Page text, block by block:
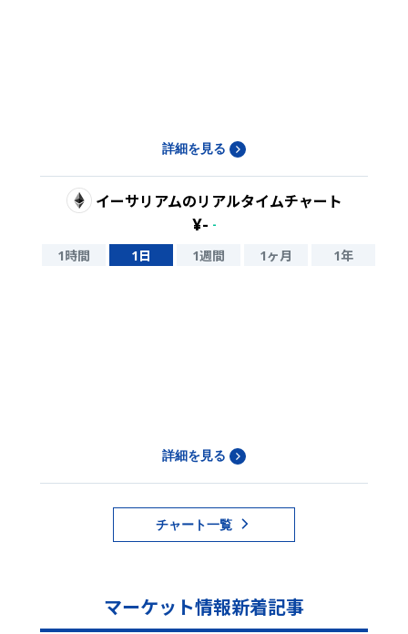
詳細を見る
イーサリアムのリアルタイムチャート
¥- -
1時間 1日 1週間 1ヶ月 1年
詳細を見る
チャート一覧
マーケット情報新着記事